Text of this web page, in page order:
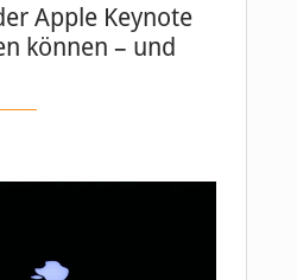
Apple Keynote
können – und